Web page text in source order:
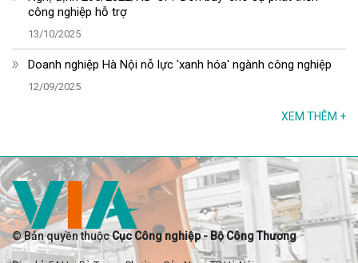
công nghiệp hỗ trợ
13/10/2025
Doanh nghiệp Hà Nội nỗ lực 'xanh hóa' ngành công nghiệp
12/09/2025
XEM THÊM +
© Bản quyền thuộcCục Công nghiệp - Bộ Công Thương